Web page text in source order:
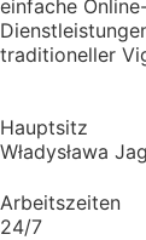
einfache
traditioneller
Hauptsitz
Władysława
Arbeitszeiten
24/7